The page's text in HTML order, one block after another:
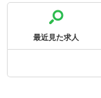
最近見た求人